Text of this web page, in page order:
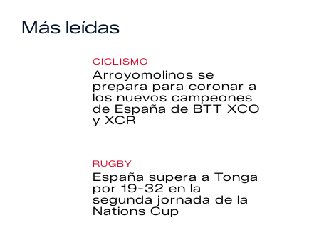
Más leídas
CICLISMO
Arroyomolinos se
prepara para coronar a
los nuevos campeones
de España de BTT XCO
y XCR
RUGBY
España supera a Tonga
por 19-32 en la
segunda jornada de la
Nations Cup